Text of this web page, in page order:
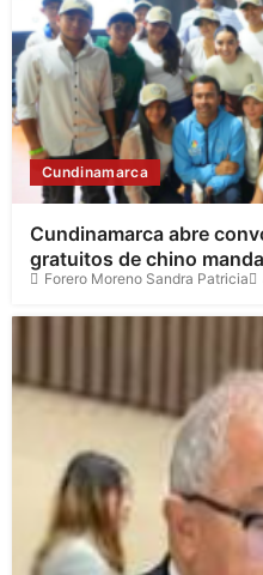
Cundinamarca
Cundinamarca abre
gratuitos de chino
Forero Moreno Sandra Patricia